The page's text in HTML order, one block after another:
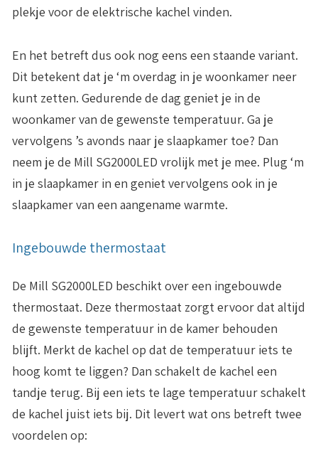
plekje voor de elektrische kachel vinden.
En het betreft dus ook nog eens een staande variant.
Dit betekent dat je ‘m overdag in je woonkamer neer
kunt zetten. Gedurende de dag geniet je in de
woonkamer van de gewenste temperatuur. Ga je
vervolgens ’s avonds naar je slaapkamer toe? Dan
neem je de Mill SG2000LED vrolijk met je mee. Plug ‘m
in je slaapkamer in en geniet vervolgens ook in je
slaapkamer van een aangename warmte.
Ingebouwde thermostaat
De Mill SG2000LED beschikt over een ingebouwde
thermostaat. Deze thermostaat zorgt ervoor dat altijd
de gewenste temperatuur in de kamer behouden
blijft. Merkt de kachel op dat de temperatuur iets te
hoog komt te liggen? Dan schakelt de kachel een
tandje terug. Bij een iets te lage temperatuur schakelt
de kachel juist iets bij. Dit levert wat ons betreft twee
voordelen op: